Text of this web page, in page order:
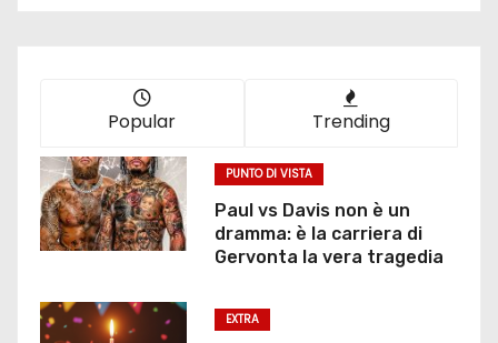
Popular Trending
PUNTO DI VISTA
Paul vs Davis non è un
dramma: è la carriera di
Gervonta la vera tragedia
EXTRA